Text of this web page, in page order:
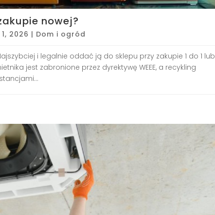
nowej?
2026 | Dom i ogród
i legalnie oddać ją do sklepu przy zakupie 1 do 1 lub
jest zabronione przez dyrektywę WEEE, a recykling